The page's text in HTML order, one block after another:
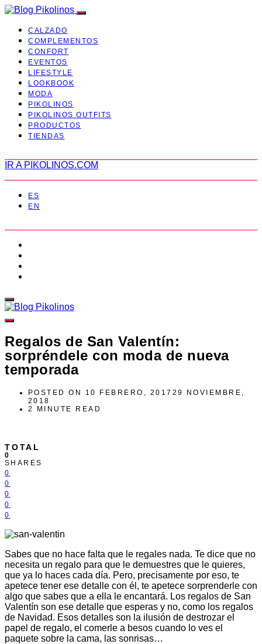
CALZADO
COMPLEMENTOS
CONFORT
EVENTOS
LIFESTYLE
LOOKBOOK
MODA
PIKOLINOS
PIKOLINOS OUTFITS
PRODUCTOS
TIENDAS
IR A PIKOLINOS.COM
ES
EN
Regalos de San Valentín:
sorpréndele con moda de nueva
temporada
POSTED ON 10 FEBRERO, 2017 29 NOVIEMBRE,
2018
2 MINUTE READ
TOTAL
0
SHARES
0
0
0
0
0
Sabes que no hace falta que le regales nada. Te dice que no
necesita un regalo para que le demuestres que le quieres,
que ya lo haces cada día. Pero, precisamente por eso, te
apetece tener ese detalle con él, te apetece sorprenderle con
algo que sabes que a ella le encantará. Los regalos de San
Valentín son ese detalle que esperas y no, como los regalos
de Navidad. Esos detalles son la ilusión de destrozar el
papel de regalo, el comerle a besos cuando lo ves el
paquete sobre la cama, las sonrisas…